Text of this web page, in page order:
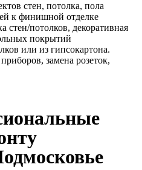
стен, потолка, пола
к финишной отделке
стен/потолков, декоративная
покрытий
или из гипсокартона.
замена розеток,